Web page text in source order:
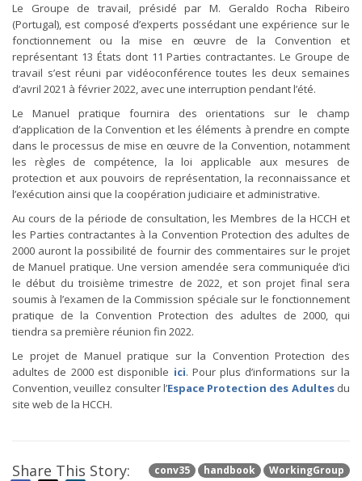
Le Groupe de travail, présidé par M. Geraldo Rocha Ribeiro
(Portugal), est composé d’experts possédant une expérience sur le
fonctionnement ou la mise en œuvre de la Convention et
représentant 13 États dont 11 Parties contractantes. Le Groupe de
travail s’est réuni par vidéoconférence toutes les deux semaines
d’avril 2021 à février 2022, avec une interruption pendant l’été.
Le Manuel pratique fournira des orientations sur le champ
d’application de la Convention et les éléments à prendre en compte
dans le processus de mise en œuvre de la Convention, notamment
les règles de compétence, la loi applicable aux mesures de
protection et aux pouvoirs de représentation, la reconnaissance et
l’exécution ainsi que la coopération judiciaire et administrative.
Au cours de la période de consultation, les Membres de la HCCH et
les Parties contractantes à la Convention Protection des adultes de
2000 auront la possibilité de fournir des commentaires sur le projet
de Manuel pratique. Une version amendée sera communiquée d’ici
le début du troisième trimestre de 2022, et son projet final sera
soumis à l’examen de la Commission spéciale sur le fonctionnement
pratique de la Convention Protection des adultes de 2000, qui
tiendra sa première réunion fin 2022.
Le projet de Manuel pratique sur la Convention Protection des
adultes de 2000 est disponible ici. Pour plus d’informations sur la
Convention, veuillez consulter l’Espace Protection des Adultesdu
site web de la HCCH.
conv35 handbook WorkingGroup
Share This Story: